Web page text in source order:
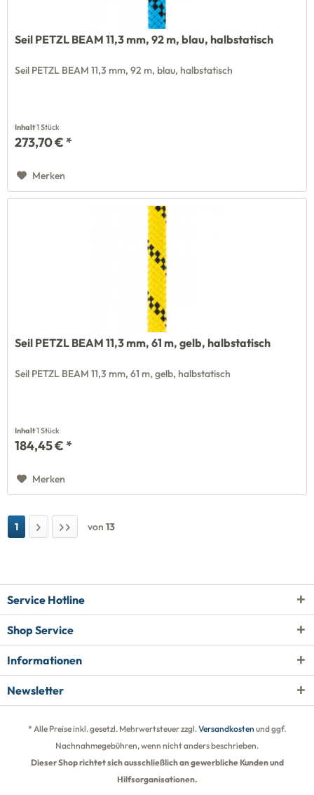
Seil PETZL BEAM 11,3 mm, 92 m, blau, halbstatisch
Seil PETZL BEAM 11,3 mm, 92 m, blau, halbstatisch
Inhalt1 Stück
273,70 € *
Merken
Seil PETZL BEAM 11,3 mm, 61 m, gelb, halbstatisch
Seil PETZL BEAM 11,3 mm, 61 m, gelb, halbstatisch
Inhalt1 Stück
184,45 € *
Merken
1 von 13
Service Hotline
Shop Service
Informationen
Newsletter
* Alle Preise inkl. gesetzl. Mehrwertsteuer zzgl.Versandkosten und ggf.
Nachnahmegebühren, wenn nicht anders beschrieben.
Dieser Shop richtet sich ausschließlich an gewerbliche Kunden und
Hilfsorganisationen.